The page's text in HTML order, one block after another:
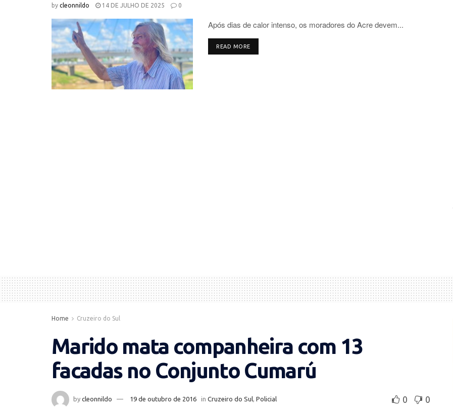
by cleonnildo 14 DE JULHO DE 2025 0
Após dias de calor intenso, os moradores do Acre devem...
READ MOREDETAILS
Home Cruzeiro do Sul
Marido mata companheira com 13
facadas no Conjunto Cumarú
by cleonnildo 19 de outubro de 2016 in Cruzeiro do Sul, Policial 0 0